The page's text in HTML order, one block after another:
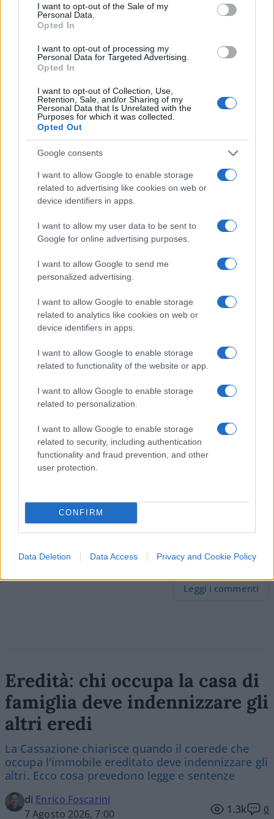
I want to opt-out of the Sale of my
Personal Data.
Opted In
I want to opt-out of processing my
Personal Data for Targeted Advertising.
Opted In
I want to opt-out of Collection, Use,
Retention, Sale, and/or Sharing of my
Personal Data that Is Unrelated with the
Purposes for which it was collected.
Opted Out
Google consents
I want to allow Google to enable storage
related to advertising like cookies on web or
device identifiers in apps.
I want to allow my user data to be sent to
Google for online advertising purposes.
I want to allow Google to send me
personalized advertising.
I want to allow Google to enable storage
related to analytics like cookies on web or
device identifiers in apps.
I want to allow Google to enable storage
related to functionality of the website or app.
I want to allow Google to enable storage
related to personalization.
I want to allow Google to enable storage
related to security, including authentication
functionality and fraud prevention, and other
user protection.
CONFIRM
Data Deletion Data Access Privacy and Cookie Policy
interni, sembrano pronti a correre ancora più
Intanto, e per fortuna, arrivano buone notizie sul
Gli ultimi stress test testimoniano che il sistema è
in salute e pronto a resistere a situazioni di
L’importante è non tirare troppo la corda.
L’importante…
#COSTO INFLAZIONE #EUROPA #TASSI
Leggi i commenti
Eredità: chi occupa la casa di
famiglia deve indennizzare gli
altri eredi
La Cassazione chiarisce quando il coerede che
occupa l'immobile ereditato deve indennizzare gli
altri. Ecco cosa prevedono legge e sentenze
di Enrico Foscarini
7 Agosto 2026, 7:00
1.3k 0